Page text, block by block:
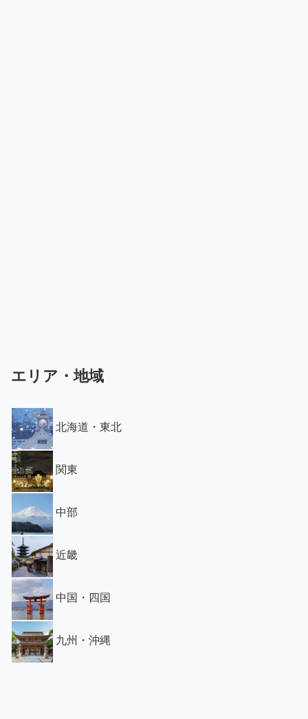
エリア・地域
北海道・東北
関東
中部
近畿
中国・四国
九州・沖縄